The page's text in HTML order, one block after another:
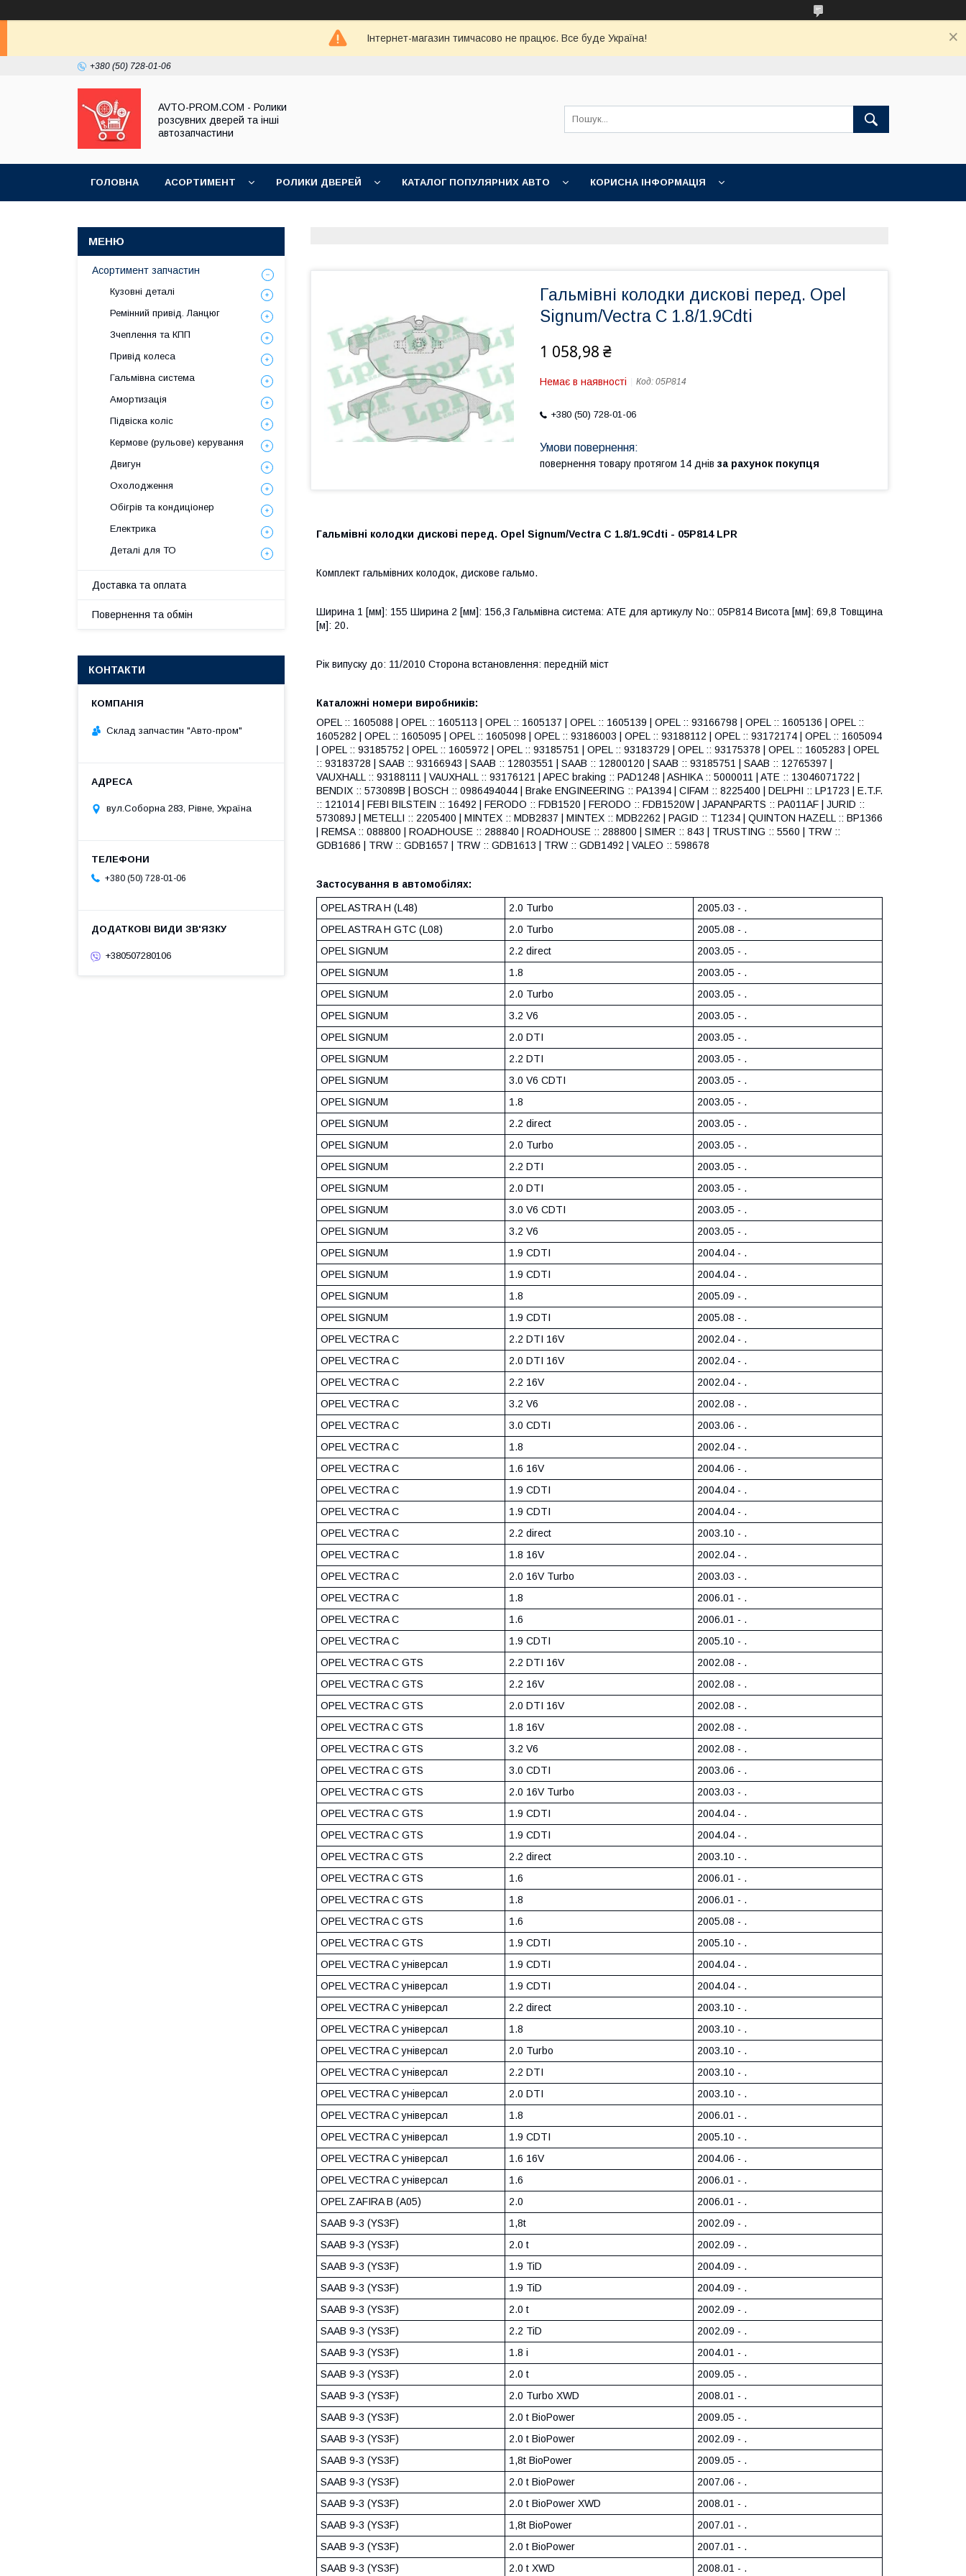
Інтернет-магазин тимчасово не працює. Все буде Україна!
+380 (50) 728-01-06
AVTO-PROM.COM - Ролики
розсувних дверей та інші
автозапчастини
ГОЛОВНА АСОРТИМЕНТ РОЛИКИ ДВЕРЕЙ КАТАЛОГ ПОПУЛЯРНИХ АВТО КОРИСНА ІНФОРМАЦІЯ
Гальмівні колодки дискові перед. Opel
Signum/Vectra C 1.8/1.9Cdti
1 058,98 ₴
Немає в наявності Код: 05P814
+380 (50) 728-01-06
повернення товару протягом 14 днів за рахунок покупця
Гальмівні колодки дискові перед. Opel Signum/Vectra C 1.8/1.9Cdti - 05P814 LPR
Комплект гальмівних колодок, дискове гальмо.
Ширина 1 [мм]: 155 Ширина 2 [мм]: 156,3 Гальмівна система: ATE для артикулу No:: 05P814 Висота [мм]: 69,8 Товщина
[м]: 20.
Рік випуску до: 11/2010 Сторона встановлення: передній міст
Каталожні номери виробників:
OPEL :: 1605088 | OPEL :: 1605113 | OPEL :: 1605137 | OPEL :: 1605139 | OPEL :: 93166798 | OPEL :: 1605136 | OPEL ::
1605282 | OPEL :: 1605095 | OPEL :: 1605098 | OPEL :: 93186003 | OPEL :: 93188112 | OPEL :: 93172174 | OPEL :: 1605094
| OPEL :: 93185752 | OPEL :: 1605972 | OPEL :: 93185751 | OPEL :: 93183729 | OPEL :: 93175378 | OPEL :: 1605283 | OPEL
:: 93183728 | SAAB :: 93166943 | SAAB :: 12803551 | SAAB :: 12800120 | SAAB :: 93185751 | SAAB :: 12765397 |
VAUXHALL :: 93188111 | VAUXHALL :: 93176121 | APEC braking :: PAD1248 | ASHIKA :: 5000011 | ATE :: 13046071722 |
BENDIX :: 573089B | BOSCH :: 0986494044 | Brake ENGINEERING :: PA1394 | CIFAM :: 8225400 | DELPHI :: LP1723 | E.T.F.
:: 121014 | FEBI BILSTEIN :: 16492 | FERODO :: FDB1520 | FERODO :: FDB1520W | JAPANPARTS :: PA011AF | JURID ::
573089J | METELLI :: 2205400 | MINTEX :: MDB2837 | MINTEX :: MDB2262 | PAGID :: T1234 | QUINTON HAZELL :: BP1366
| REMSA :: 088800 | ROADHOUSE :: 288840 | ROADHOUSE :: 288800 | SIMER :: 843 | TRUSTING :: 5560 | TRW ::
GDB1686 | TRW :: GDB1657 | TRW :: GDB1613 | TRW :: GDB1492 | VALEO :: 598678
Застосування в автомобілях:
OPEL ASTRA H (L48) 2.0 Turbo
2005.03 - .
OPEL ASTRA H GTC (L08)
2.0 Turbo
2005.08 - .
OPEL SIGNUM
2.2 direct
2003.05 - .
OPEL SIGNUM
1.8
2003.05 - .
OPEL SIGNUM
2.0 Turbo
2003.05 - .
OPEL SIGNUM
3.2 V6
2003.05 - .
OPEL SIGNUM
2.0 DTI
2003.05 - .
OPEL SIGNUM
2.2 DTI
2003.05 - .
OPEL SIGNUM
3.0 V6 CDTI
2003.05 - .
OPEL SIGNUM
1.8
2003.05 - .
OPEL SIGNUM
2.2 direct
2003.05 - .
OPEL SIGNUM
2.0 Turbo
2003.05 - .
OPEL SIGNUM
2.2 DTI
2003.05 - .
OPEL SIGNUM
2.0 DTI
2003.05 - .
OPEL SIGNUM
3.0 V6 CDTI
2003.05 - .
OPEL SIGNUM
3.2 V6
2003.05 - .
OPEL SIGNUM
1.9 CDTI
2004.04 - .
OPEL SIGNUM
1.9 CDTI
2004.04 - .
OPEL SIGNUM
1.8
2005.09 - .
OPEL SIGNUM
1.9 CDTI
2005.08 - .
OPEL VECTRA C
2.2 DTI 16V
2002.04 - .
OPEL VECTRA C
2.0 DTI 16V
2002.04 - .
OPEL VECTRA C
2.2 16V
2002.04 - .
OPEL VECTRA C
3.2 V6
2002.08 - .
OPEL VECTRA C
3.0 CDTI
2003.06 - .
OPEL VECTRA C
1.8
2002.04 - .
OPEL VECTRA C
1.6 16V
2004.06 - .
OPEL VECTRA C
1.9 CDTI
2004.04 - .
OPEL VECTRA C
1.9 CDTI
2004.04 - .
OPEL VECTRA C
2.2 direct
2003.10 - .
OPEL VECTRA C
1.8 16V
2002.04 - .
OPEL VECTRA C
2.0 16V Turbo
2003.03 - .
OPEL VECTRA C
1.8
2006.01 - .
OPEL VECTRA C
1.6
2006.01 - .
OPEL VECTRA C
1.9 CDTI
2005.10 - .
OPEL VECTRA C GTS
2.2 DTI 16V
2002.08 - .
OPEL VECTRA C GTS
2.2 16V
2002.08 - .
OPEL VECTRA C GTS
2.0 DTI 16V
2002.08 - .
OPEL VECTRA C GTS
1.8 16V
2002.08 - .
OPEL VECTRA C GTS
3.2 V6
2002.08 - .
OPEL VECTRA C GTS
3.0 CDTI
2003.06 - .
OPEL VECTRA C GTS
2.0 16V Turbo
2003.03 - .
OPEL VECTRA C GTS
1.9 CDTI
2004.04 - .
OPEL VECTRA C GTS
1.9 CDTI
2004.04 - .
OPEL VECTRA C GTS
2.2 direct
2003.10 - .
OPEL VECTRA C GTS
1.6
2006.01 - .
OPEL VECTRA C GTS
1.8
2006.01 - .
OPEL VECTRA C GTS
1.6
2005.08 - .
OPEL VECTRA C GTS
1.9 CDTI
2005.10 - .
OPEL VECTRA C універсал
1.9 CDTI
2004.04 - .
OPEL VECTRA C універсал
1.9 CDTI
2004.04 - .
OPEL VECTRA C універсал
2.2 direct
2003.10 - .
OPEL VECTRA C універсал
1.8
2003.10 - .
OPEL VECTRA C універсал
2.0 Turbo
2003.10 - .
OPEL VECTRA C універсал
2.2 DTI
2003.10 - .
OPEL VECTRA C універсал
2.0 DTI
2003.10 - .
OPEL VECTRA C універсал
1.8
2006.01 - .
OPEL VECTRA C універсал
1.9 CDTI
2005.10 - .
OPEL VECTRA C універсал
1.6 16V
2004.06 - .
OPEL VECTRA C універсал
1.6
2006.01 - .
OPEL ZAFIRA B (A05)
2.0
2006.01 - .
SAAB 9-3 (YS3F)
1,8t
2002.09 - .
SAAB 9-3 (YS3F)
2.0 t
2002.09 - .
SAAB 9-3 (YS3F)
1.9 TiD
2004.09 - .
SAAB 9-3 (YS3F)
1.9 TiD
2004.09 - .
SAAB 9-3 (YS3F)
2.0 t
2002.09 - .
SAAB 9-3 (YS3F)
2.2 TiD
2002.09 - .
SAAB 9-3 (YS3F)
1.8 i
2004.01 - .
SAAB 9-3 (YS3F)
2.0 t
2009.05 - .
SAAB 9-3 (YS3F)
2.0 Turbo XWD
2008.01 - .
SAAB 9-3 (YS3F)
2.0 t BioPower
2009.05 - .
SAAB 9-3 (YS3F)
2.0 t BioPower
2002.09 - .
SAAB 9-3 (YS3F)
1,8t BioPower
2009.05 - .
SAAB 9-3 (YS3F)
2.0 t BioPower
2007.06 - .
SAAB 9-3 (YS3F)
2.0 t BioPower XWD
2008.01 - .
SAAB 9-3 (YS3F)
1,8t BioPower
2007.01 - .
SAAB 9-3 (YS3F)
2.0 t BioPower
2007.01 - .
SAAB 9-3 (YS3F)
2.0 t XWD 2008.01 - .
Асортимент запчастин
Кузовні деталі
Ремінний привід. Ланцюг
Зчеплення та КПП
Привід колеса
Гальмівна система
Амортизація
Підвіска коліс
Кермове (рульове) керування
Двигун
Охолодження
Обігрів та кондиціонер
Електрика
Деталі для ТО
Доставка та оплата
Повернення та обмін
КОНТАКТИ
Склад запчастин "Авто-пром"
вул.Соборна 283, Рівне, Україна
+380 (50) 728-01-06
+380507280106